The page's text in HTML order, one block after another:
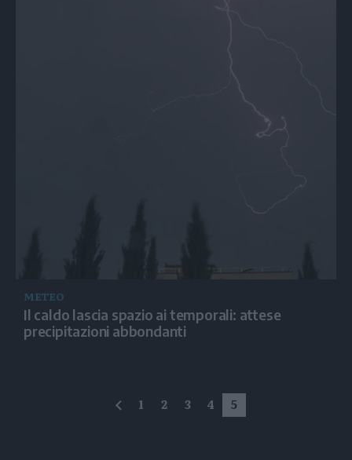
METEO
Il caldo lascia spazio ai temporali: attese
precipitazioni abbondanti
precedente
1 2 3 4 5